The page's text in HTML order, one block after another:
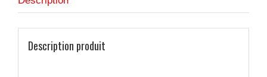
Description produit